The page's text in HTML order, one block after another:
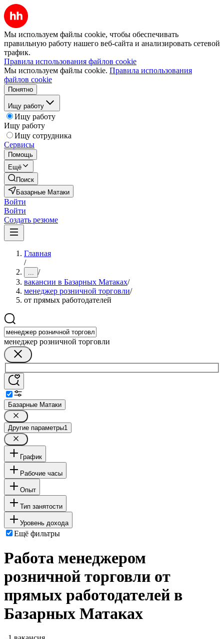
Мы используем файлы cookie, чтобы обеспечивать
правильную работу нашего веб-сайта и анализировать сетевой
трафик.
Правила использования файлов cookie
Мы используем файлы cookie. Правила использования
файлов cookie
Понятно
Ищу работу
Ищу работу
Ищу работу
Ищу сотрудника
Сервисы
Помощь
Ещё
Поиск
Базарные Матаки
Войти
Войти
Создать резюме
Главная
/
... /
вакансии в Базарных Матаках/
менеджер розничной торговли/
от прямых работодателей
менеджер розничной торговли
Базарные Матаки
Другие параметры1
График
Рабочие часы
Опыт
Тип занятости
Уровень дохода
Ещё фильтры
Работа менеджером
розничной торговли от
прямых работодателей в
Базарных Матаках